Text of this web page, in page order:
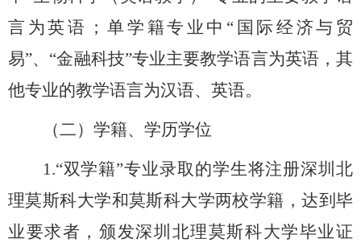
言为英语；单学籍专业中 “ 国际经济与贸
易”、 “金融科技”专业主要教学语言为英语，其
他专业的教学语言为汉语、英语。
（二）学籍、学历学位
1.“双学籍”专业录取的学生将注册深圳北
理莫斯科大学和莫斯科大学两校学籍，达到毕
业要求者，颁发深圳北理莫斯科大学毕业证